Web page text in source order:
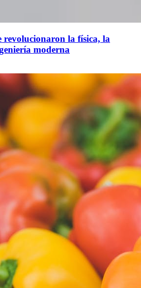
revolucionaron la física, la
moderna